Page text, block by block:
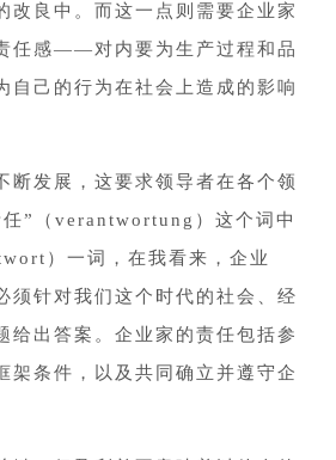
改良中。而这一点则需要企业家
任感——对内要为生产过程和品
自己的行为在社会上造成的影响
断发展，这要求领导者在各个领
”（verantwortung）这个词中
）一词，在我看来，企业
须针对我们这个时代的社会、经
给出答案。企业家的责任包括参
架条件，以及共同确立并遵守企